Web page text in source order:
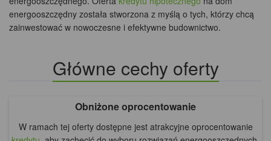
energooszczędny została stworzona z myślą o tych, którzy chcą
zainwestować w nowoczesne i efektywne budownictwo.
Główne cechy oferty
Obniżone oprocentowanie
W ramach tej oferty dostępne jest atrakcyjne oprocentowanie